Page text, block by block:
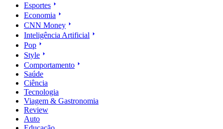
Esportes
Economia
CNN Money
Inteligência Artificial
Pop
Style
Comportamento
Saúde
Ciência
Tecnologia
Viagem & Gastronomia
Review
Auto